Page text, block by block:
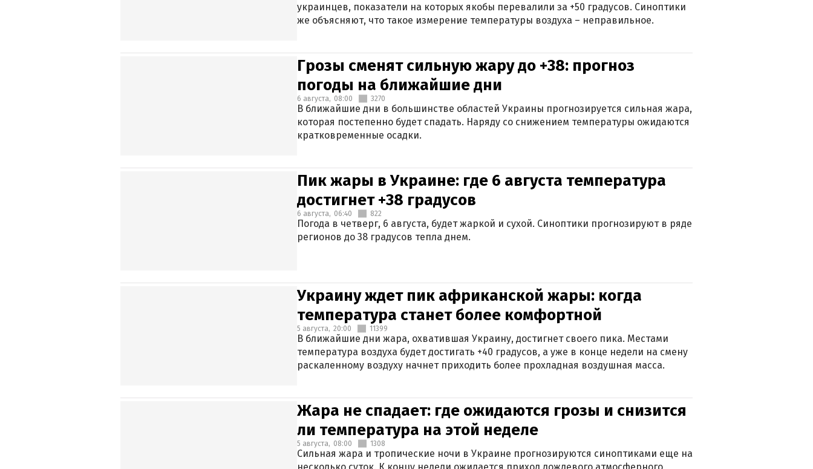
украинцев, показатели на которых якобы перевалили за +50 градусов. Синоптики
же объясняют, что такое измерение температуры воздуха – неправильное.
Грозы сменят сильную жару до +38: прогноз
погоды на ближайшие дни
6 августа, 08:00 3270
В ближайшие дни в большинстве областей Украины прогнозируется сильная жара,
которая постепенно будет спадать. Наряду со снижением температуры ожидаются
кратковременные осадки.
Пик жары в Украине: где 6 августа температура
достигнет +38 градусов
6 августа, 06:40 822
Погода в четверг, 6 августа, будет жаркой и сухой. Синоптики прогнозируют в ряде
регионов до 38 градусов тепла днем.
Украину ждет пик африканской жары: когда
температура станет более комфортной
5 августа, 20:00 11399
В ближайшие дни жара, охватившая Украину, достигнет своего пика. Местами
температура воздуха будет достигать +40 градусов, а уже в конце недели на смену
раскаленному воздуху начнет приходить более прохладная воздушная масса.
Жара не спадает: где ожидаются грозы и снизится
ли температура на этой неделе
5 августа, 08:00 1308
Сильная жара и тропические ночи в Украине прогнозируются синоптиками еще на